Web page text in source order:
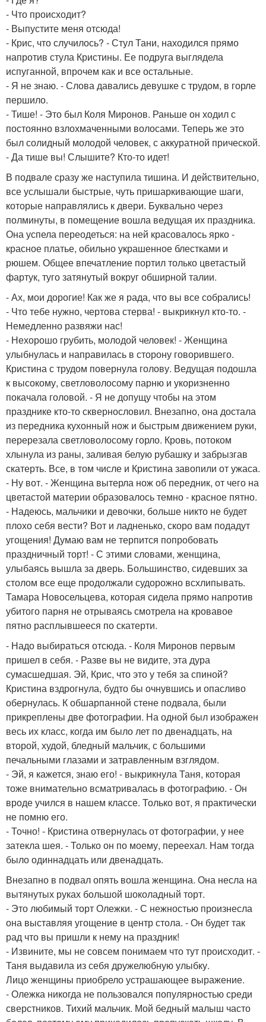
- Что происходит?
- Выпустите меня отсюда!
- Крис, что случилось? - Стул Тани, находился прямо
напротив стула Кристины. Ее подруга выглядела
испуганной, впрочем как и все остальные.
- Я не знаю. - Слова давались девушке с трудом, в горле
першило.
- Тише! - Это был Коля Миронов. Раньше он ходил с
постоянно взлохмаченными волосами. Теперь же это
был солидный молодой человек, с аккуратной прической.
- Да тише вы! Слышите? Кто-то идет!
В подвале сразу же наступила тишина. И действительно,
все услышали быстрые, чуть пришаркивающие шаги,
которые направлялись к двери. Буквально через
полминуты, в помещение вошла ведущая их праздника.
Она успела переодеться: на ней красовалось ярко -
красное платье, обильно украшенное блестками и
рюшем. Общее впечатление портил только цветастый
фартук, туго затянутый вокруг обширной талии.
- Ах, мои дорогие! Как же я рада, что вы все собрались!
- Что тебе нужно, чертова стерва! - выкрикнул кто-то. -
Немедленно развяжи нас!
- Нехорошо грубить, молодой человек! - Женщина
улыбнулась и направилась в сторону говорившего.
Кристина с трудом повернула голову. Ведущая подошла
к высокому, светловолосому парню и укоризненно
покачала головой. - Я не допущу чтобы на этом
празднике кто-то сквернословил. Внезапно, она достала
из передника кухонный нож и быстрым движением руки,
перерезала светловолосому горло. Кровь, потоком
хлынула из раны, заливая белую рубашку и забрызгав
скатерть. Все, в том числе и Кристина завопили от ужаса.
- Ну вот. - Женщина вытерла нож об передник, от чего на
цветастой материи образовалось темно - красное пятно.
- Надеюсь, мальчики и девочки, больше никто не будет
плохо себя вести? Вот и ладненько, скоро вам подадут
угощения! Думаю вам не терпится попробовать
праздничный торт! - С этими словами, женщина,
улыбаясь вышла за дверь. Большинство, сидевших за
столом все еще продолжали судорожно всхлипывать.
Тамара Новосельцева, которая сидела прямо напротив
убитого парня не отрываясь смотрела на кровавое
пятно расплывшееся по скатерти.
- Надо выбираться отсюда. - Коля Миронов первым
пришел в себя. - Разве вы не видите, эта дура
сумасшедшая. Эй, Крис, что это у тебя за спиной?
Кристина вздрогнула, будто бы очнувшись и опасливо
обернулась. К обшарпанной стене подвала, были
прикреплены две фотографии. На одной был изображен
весь их класс, когда им было лет по двенадцать, на
второй, худой, бледный мальчик, с большими
печальными глазами и затравленным взглядом.
- Эй, я кажется, знаю его! - выкрикнула Таня, которая
тоже внимательно всматривалась в фотографию. - Он
вроде учился в нашем классе. Только вот, я практически
не помню его.
- Точно! - Кристина отвернулась от фотографии, у нее
затекла шея. - Только он по моему, переехал. Нам тогда
было одиннадцать или двенадцать.
Внезапно в подвал опять вошла женщина. Она несла на
вытянутых руках большой шоколадный торт.
- Это любимый торт Олежки. - С нежностью произнесла
она выставляя угощение в центр стола. - Он будет так
рад что вы пришли к нему на праздник!
- Извините, мы не совсем понимаем что тут происходит. -
Таня выдавила из себя дружелюбную улыбку.
Лицо женщины приобрело устрашающее выражение.
- Олежка никогда не пользовался популярностью среди
сверстников. Тихий мальчик. Мой бедный малыш часто